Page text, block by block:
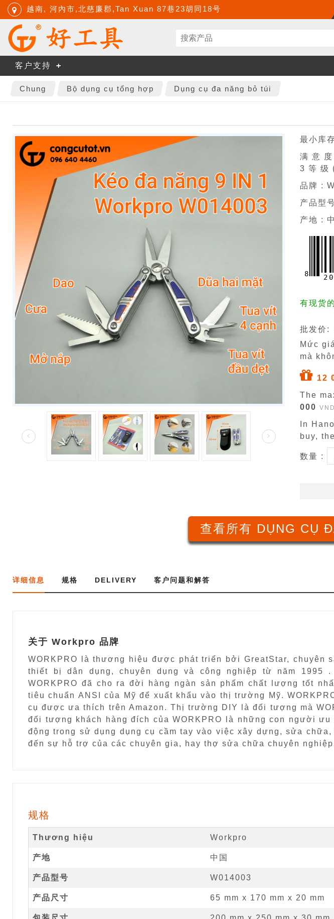
越南, 河內市,北慈廉郡,Tan Xuan 87巷23胡同18号
客户支持
Chung Bộ dụng cụ tổng hợp Dụng cụ đa năng bỏ túi
最小库
满 意
3 等 级
品牌 :
产品型
产地 :
8 2 0
有现货的
批发价:
Mức
mà
12
The
000
VND
In
buy,
数量 :
查看所有 DỤNG CỤ
详细信息 规格 DELIVERY 客户问题和解答
关于 Workpro 品牌
WORKPRO là thương hiệu được phát triển bởi GreatStar, chuyên
thiết bị dân dụng, chuyên dụng và công nghiệp từ năm 1995
WORKPRO đã cho ra đời hàng ngàn sản phẩm chất lượng tốt
tiêu chuẩn ANSI của Mỹ để xuất khẩu vào thị trường Mỹ.
cụ được ưa thích trên Amazon. Thị trường DIY là đối tượng mà
đối tượng khách hàng đích của WORKPRO là những con người
động trong sử dụng dụng cụ cầm tay vào việc xây dựng, sửa
đến sự hỗ trợ của các chuyên gia, hay thợ sửa chữa chuyên nghiệp..
规格
Thương hiệu Workpro
产地 中国
产品型号 W014003
产品尺寸 65 mm x 170 mm x 20 mm